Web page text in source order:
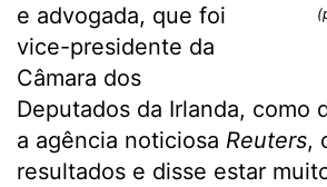
e advogada, que foi
vice-presidente da
Câmara dos
Deputados da Irlanda, como
a agência noticiosa Reuters,
resultados e disse estar